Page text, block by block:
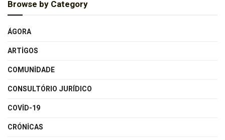
Browse by Category
ÁGORA
ARTIGOS
COMUNIDADE
CONSULTÓRIO JURÍDICO
COVID-19
CRÓNICAS